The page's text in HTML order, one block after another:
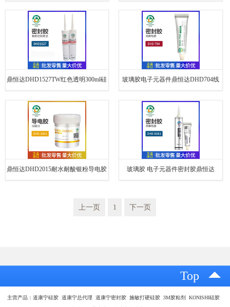
封胶 鼎恒达DHD-9020 头电机碳刷集成电路导电胶
鼎恒达DHD1527TW红色透明300ml硅 玻璃胶电子元器件鼎恒达DHD704线
鼎恒达DHD2015耐水耐酸银粉导电胶 玻璃胶 电子元器件密封胶鼎恒达
上一页 1 下一页
Top
主营产品：道康宁硅胶 道康宁总代理 道康宁密封胶 施敏打硬硅胶 3M胶粘剂 KONISHI硅胶